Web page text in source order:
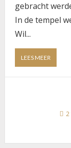
gebracht
In de tempel
Wil...
LEES MEERABOUT
OP
2
MARIA2